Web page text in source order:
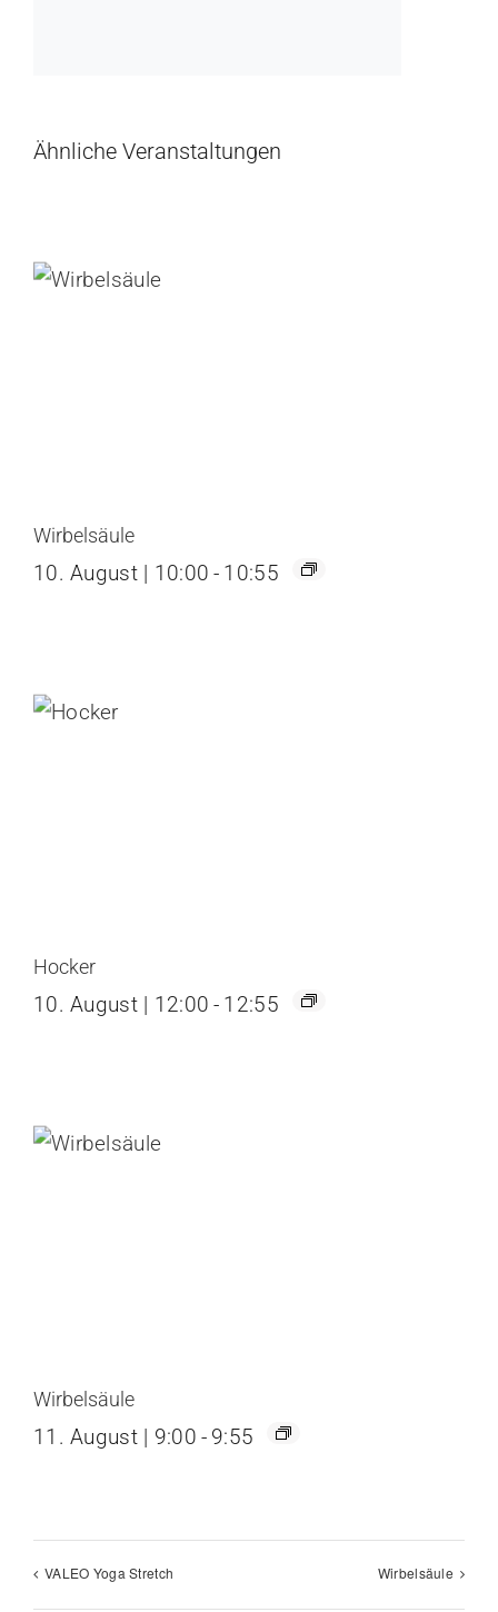
Ähnliche Veranstaltungen
Wirbelsäule
10. August | 10:00 - 10:55
Hocker
10. August | 12:00 - 12:55
Wirbelsäule
11. August | 9:00 - 9:55
VALEO Yoga Stretch Wirbelsäule